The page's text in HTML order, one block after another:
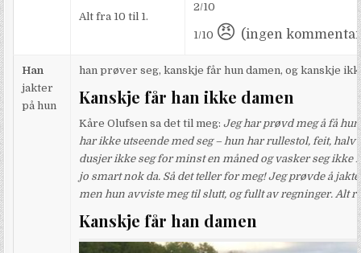
Alt fra 10 til 1.
2/10
1/10 😠 (ingen
Han
jakter
på hun
han prøver seg, kanskje får hun damen, og kanskje
Kanskje får han ikke damen
Kåre Olufsen sa det til meg:Jeg har prøvd meg å få
har ikke utseende med seg – hun har rullestol, feit,
dusjer ikke seg for minst en måned og vasker seg ikke i
jo smart nok da. Så det teller for meg!Jeg prøvde å
men hun avviste meg til slutt, og fullt av regninger. Alt
Kanskje får han damen